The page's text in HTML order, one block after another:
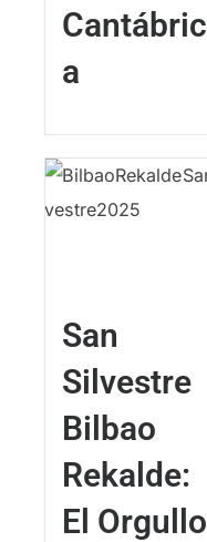
Cantábric
a
San
Silvestre
Bilbao
Rekalde:
El Orgullo